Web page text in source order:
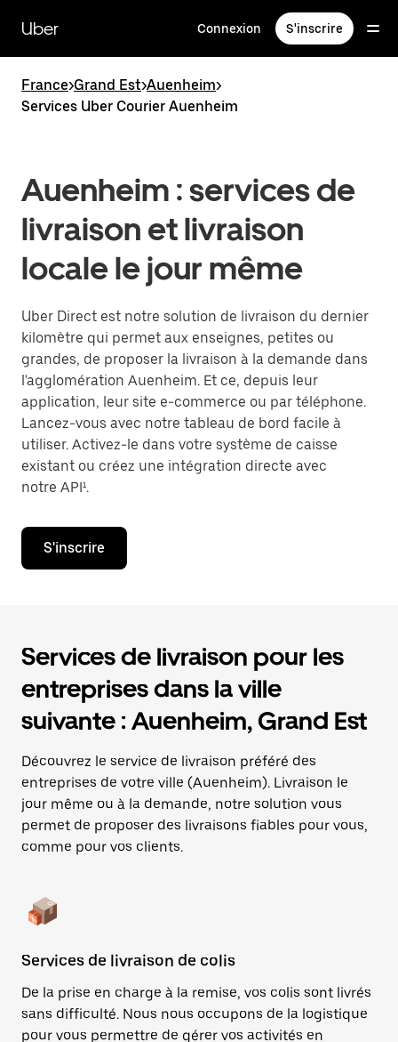
contenu
principal
Uber Connexion S'inscrire
France>Grand Est>Auenheim>
Services Uber Courier Auenheim
Auenheim : services de
livraison et livraison
locale le jour même
Uber Direct est notre solution de livraison du dernier
kilomètre qui permet aux enseignes, petites ou
grandes, de proposer la livraison à la demande dans
l'agglomération Auenheim. Et ce, depuis leur
application, leur site e-commerce ou par téléphone.
Lancez-vous avec notre tableau de bord facile à
utiliser. Activez-le dans votre système de caisse
existant ou créez une intégration directe avec
notre API¹.
S'inscrire
Services de livraison pour les
entreprises dans la ville
suivante : Auenheim, Grand Est
Découvrez le service de livraison préféré des
entreprises de votre ville (Auenheim). Livraison le
jour même ou à la demande, notre solution vous
permet de proposer des livraisons fiables pour vous,
comme pour vos clients.
Services de livraison de colis
De la prise en charge à la remise, vos colis sont livrés
sans difficulté. Nous nous occupons de la logistique
pour vous permettre de gérer vos activités en